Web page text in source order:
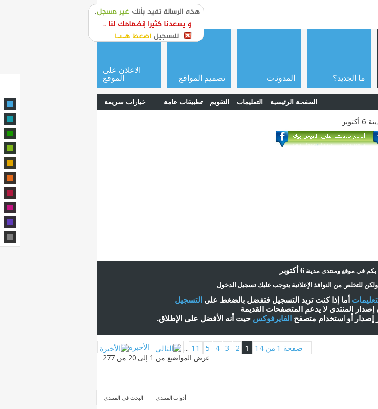
or login
الصفحة الرئيسية التعليمات التقويم تطبيقات عامة خيارات سريعة
ما الجديد؟ المدونات تصميم المواقع
الاعلان على
الموقع
بكم في موقع ومنتدى مدينة6 أكتوبر
للتخلص من النوافذ الإعلانية يتوجب عليك تسجيل الدخول
ما إذا كنت تريد التسجيل فتفضل بالضغط على التسجيل
إصدار المنتدى لا يدعم المتصفحات القديمة
إصدار أو استخدام متصفح الفايرفوكس حيت أنه الأفضل على الإطلاق.
صفحة 1 من 14 1
2
3
4
5
11
... الأخيرة
عرض المواضيع من 1 إلى 20 من 277
أدوات المنتدى البحث في المنتدى